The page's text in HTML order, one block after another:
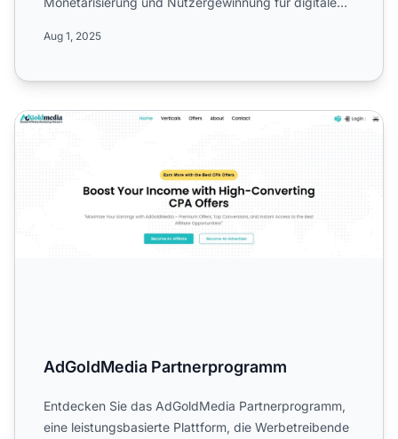
Aug 1, 2025
AdGoldMedia Partnerprogramm
AdGoldMedia Partnerprogramm
Entdecken Sie das AdGoldMedia Partnerprogramm,
eine leistungsbasierte Plattform, die Werbetreibende